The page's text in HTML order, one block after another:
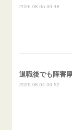
2026.08.05 00:48
2026.08.04 00:52